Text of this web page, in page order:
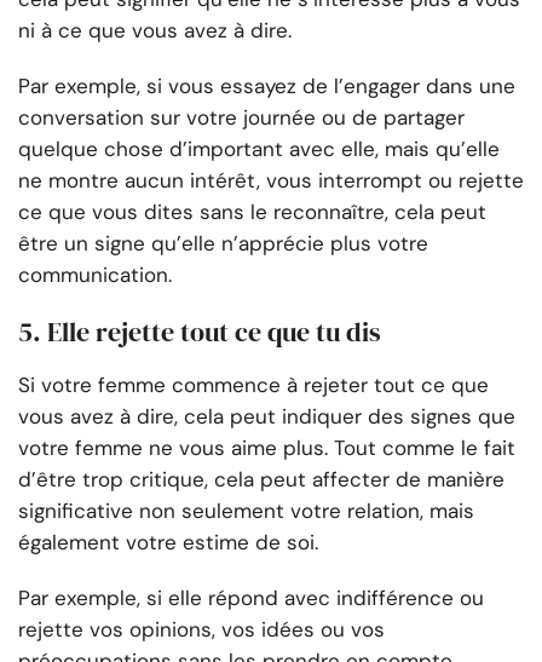
ni à ce que vous avez à dire.
Par exemple, si vous essayez de l’engager dans une
conversation sur votre journée ou de partager
quelque chose d’important avec elle, mais qu’elle
ne montre aucun intérêt, vous interrompt ou rejette
ce que vous dites sans le reconnaître, cela peut
être un signe qu’elle n’apprécie plus votre
communication.
5. Elle rejette tout ce que tu dis
Si votre femme commence à rejeter tout ce que
vous avez à dire, cela peut indiquer des signes que
votre femme ne vous aime plus. Tout comme le fait
d’être trop critique, cela peut affecter de manière
significative non seulement votre relation, mais
également votre estime de soi.
Par exemple, si elle répond avec indifférence ou
rejette vos opinions, vos idées ou vos